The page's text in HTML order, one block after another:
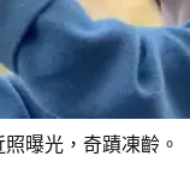
曝光，奇蹟凍齡。